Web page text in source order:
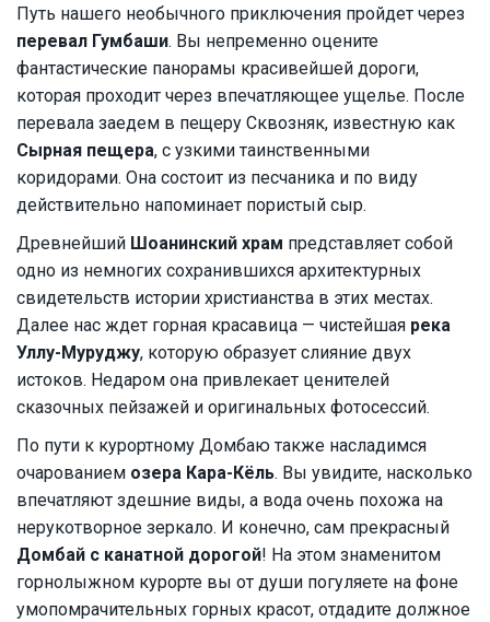
Путь нашего необычного приключения пройдет через
перевал Гумбаши. Вы непременно оцените
фантастические панорамы красивейшей дороги,
которая проходит через впечатляющее ущелье. После
перевала заедем в пещеру Сквозняк, известную как
Сырная пещера, с узкими таинственными
коридорами. Она состоит из песчаника и по виду
действительно напоминает пористый сыр.
Древнейший Шоанинский храм представляет собой
одно из немногих сохранившихся архитектурных
свидетельств истории христианства в этих местах.
Далее нас ждет горная красавица — чистейшая река
Уллу-Муруджу, которую образует слияние двух
истоков. Недаром она привлекает ценителей
сказочных пейзажей и оригинальных фотосессий.
По пути к курортному Домбаю также насладимся
очарованием озера Кара-Кёль. Вы увидите, насколько
впечатляют здешние виды, а вода очень похожа на
нерукотворное зеркало. И конечно, сам прекрасный
Домбай с канатной дорогой! На этом знаменитом
горнолыжном курорте вы от души погуляете на фоне
умопомрачительных горных красот, отдадите должное